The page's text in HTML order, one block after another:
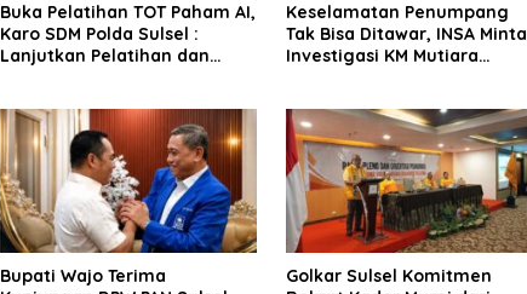
Buka Pelatihan TOT Paham AI,
Karo SDM Polda Sulsel :
Lanjutkan Pelatihan dan
Keselamatan Penumpang
Tak Bisa Ditawar, INSA Minta
Investigasi KM Mutiara
Bupati Wajo Terima
Golkar Sulsel Komitmen